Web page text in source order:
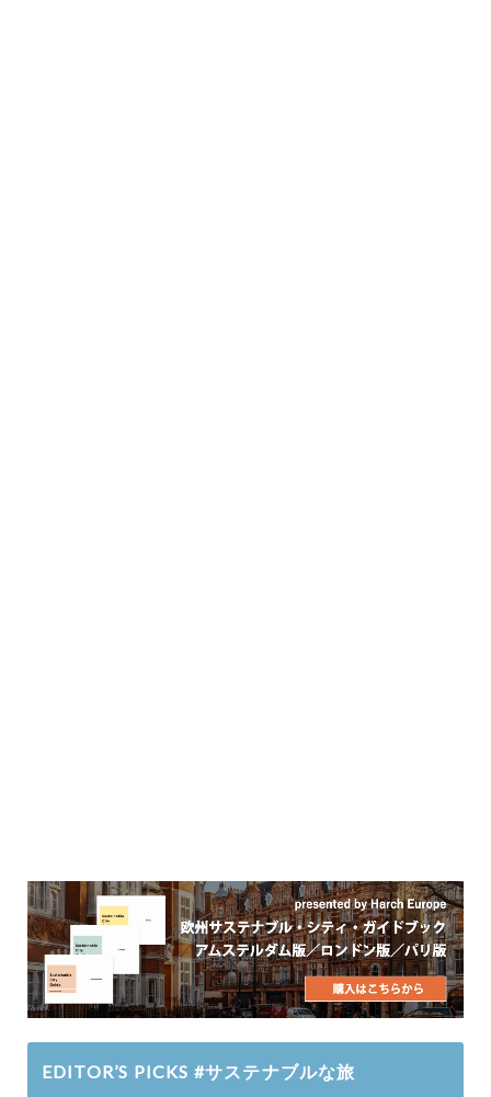
EDITOR’S PICKS #サステナブルな旅